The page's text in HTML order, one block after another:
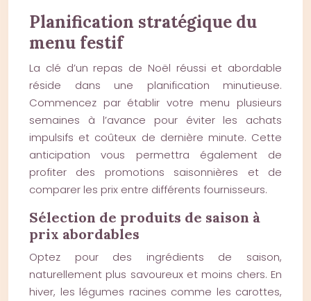
Planification stratégique du
menu festif
La clé d’un repas de Noël réussi et abordable
réside dans une planification minutieuse.
Commencez par établir votre menu plusieurs
semaines à l’avance pour éviter les achats
impulsifs et coûteux de dernière minute. Cette
anticipation vous permettra également de
profiter des promotions saisonnières et de
comparer les prix entre différents fournisseurs.
Sélection de produits de saison à
prix abordables
Optez pour des ingrédients de saison,
naturellement plus savoureux et moins chers. En
hiver, les légumes racines comme les carottes,